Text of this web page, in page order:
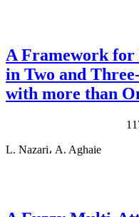
A Framework
in Two and
with more than
L. Nazari، A. Aghaie